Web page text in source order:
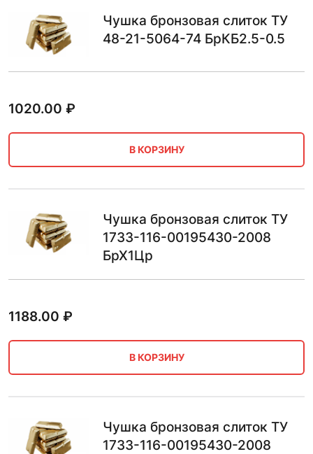
Чушка бронзовая слиток ТУ
48-21-5064-74 БрКБ2.5-0.5
1020.00 ₽
В КОРЗИНУ
Чушка бронзовая слиток ТУ
1733-116-00195430-2008
БрХ1Цр
1188.00 ₽
В КОРЗИНУ
Чушка бронзовая слиток ТУ
1733-116-00195430-2008